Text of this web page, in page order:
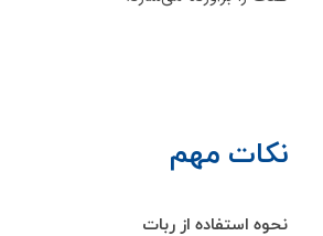
نکات مهم
نحوه استفاده از ربات